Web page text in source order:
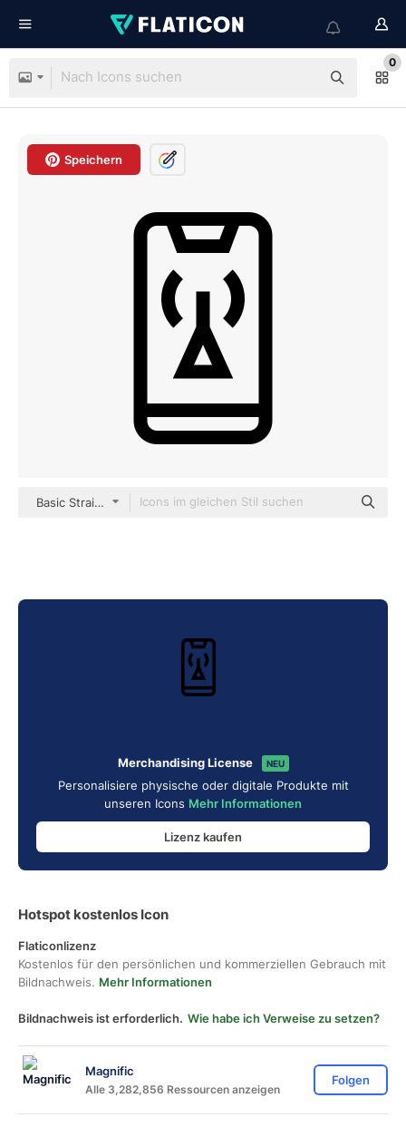
0
Speichern
Basic Straight Lineal
Merchandising License NEU
Personalisiere physische oder digitale Produkte mit
unseren Icons Mehr Informationen
Lizenz kaufen
Hotspot kostenlos Icon
Flaticonlizenz
Kostenlos für den persönlichen und kommerziellen Gebrauch mit
Bildnachweis. Mehr Informationen
Bildnachweis ist erforderlich. Wie habe ich Verweise zu setzen?
Magnific
Alle 3,282,856 Ressourcen anzeigen
Folgen